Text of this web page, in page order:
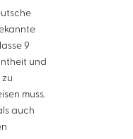
9
und
muss.
auch